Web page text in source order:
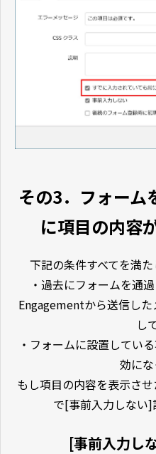
その3．フォーム
に項目の内容
下記の条件すべてを満た
・過去にフォームを通
Engagementから送信し
し
・フォームに設置してい
効に
もし項目の内容を表示さ
で[事前入力しない]
[事前入力し